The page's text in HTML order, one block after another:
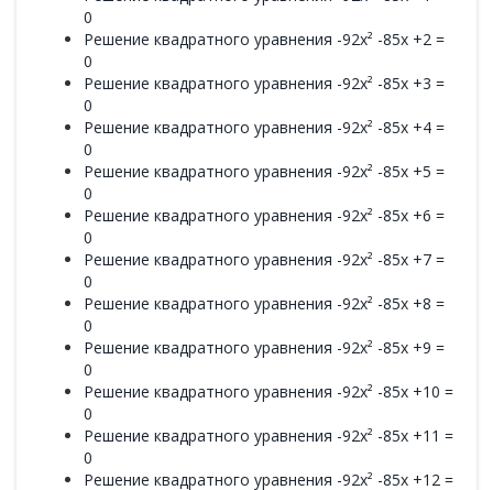
0
Решение квадратного уравнения -92x² -85x +2 =
0
Решение квадратного уравнения -92x² -85x +3 =
0
Решение квадратного уравнения -92x² -85x +4 =
0
Решение квадратного уравнения -92x² -85x +5 =
0
Решение квадратного уравнения -92x² -85x +6 =
0
Решение квадратного уравнения -92x² -85x +7 =
0
Решение квадратного уравнения -92x² -85x +8 =
0
Решение квадратного уравнения -92x² -85x +9 =
0
Решение квадратного уравнения -92x² -85x +10 =
0
Решение квадратного уравнения -92x² -85x +11 =
0
Решение квадратного уравнения -92x² -85x +12 =